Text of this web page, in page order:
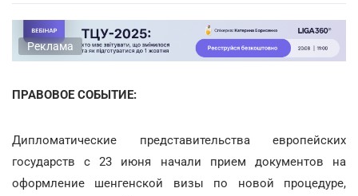
Реклама
ПРАВОВОЕ СОБЫТИЕ:
Дипломатические представительства европейских
государств с 23 июня начали прием документов на
оформление шенгенской визы по новой процедуре,